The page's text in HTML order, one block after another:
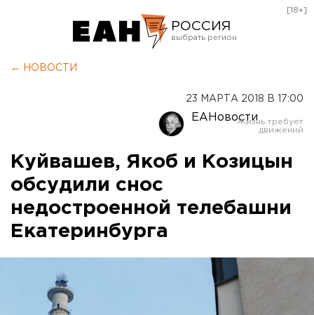
РОССИЯ
Оренбург
[18+]
← НОВОСТИ
23 МАРТА 2018 В 17:00
ЕАНовости
Куйвашев, Якоб и Козицын
обсудили снос
недостроенной телебашни
Екатеринбурга